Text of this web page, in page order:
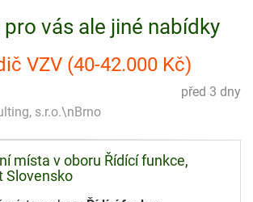
vás ale jiné nabídky
VZV (40-42.000 Kč)
před 3 dny
s.r.o.\nBrno
místa v oboru Řídící funkce,
Slovensko